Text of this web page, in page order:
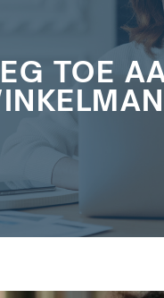
TOE